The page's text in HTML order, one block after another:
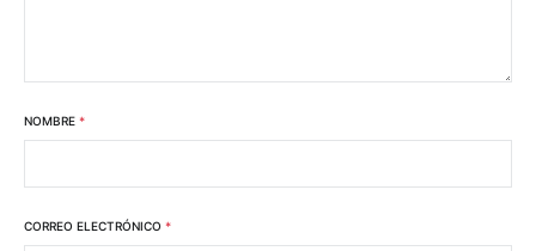
NOMBRE *
CORREO ELECTRÓNICO *